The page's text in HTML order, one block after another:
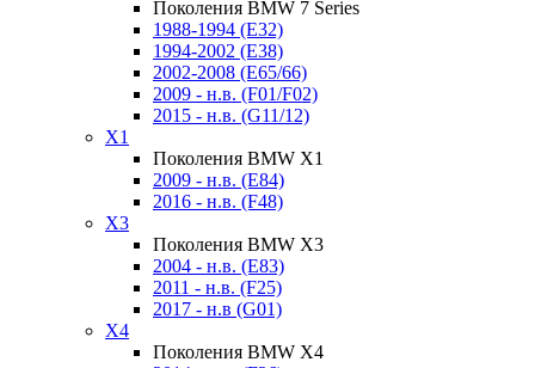
Поколения BMW 7 Series
1988-1994 (E32)
1994-2002 (E38)
2002-2008 (E65/66)
2009 - н.в. (F01/F02)
2015 - н.в. (G11/12)
X1
Поколения BMW X1
2009 - н.в. (E84)
2016 - н.в. (F48)
X3
Поколения BMW X3
2004 - н.в. (E83)
2011 - н.в. (F25)
2017 - н.в (G01)
X4
Поколения BMW X4